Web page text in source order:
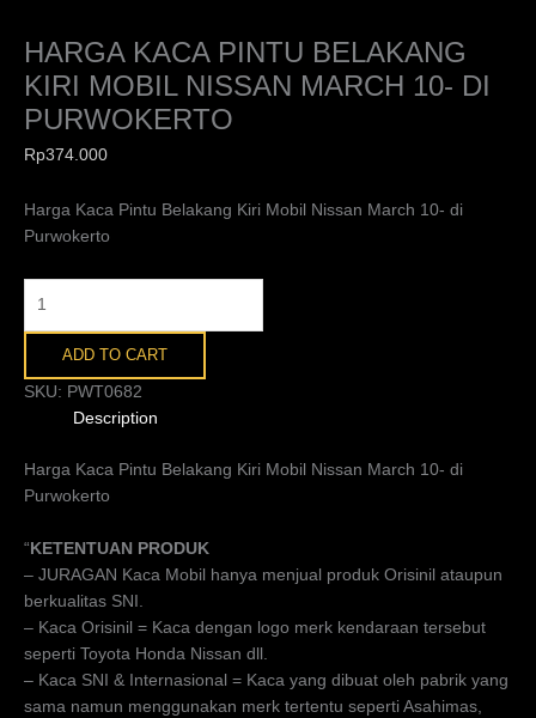
HARGA KACA PINTU BELAKANG
KIRI MOBIL NISSAN MARCH 10- DI
PURWOKERTO
Rp374.000
Harga Kaca Pintu Belakang Kiri Mobil Nissan March 10- di
Purwokerto
ADD TO CART
SKU: PWT0682
Description
Harga Kaca Pintu Belakang Kiri Mobil Nissan March 10- di
Purwokerto
“KETENTUAN PRODUK
– JURAGAN Kaca Mobil hanya menjual produk Orisinil ataupun
berkualitas SNI.
– Kaca Orisinil = Kaca dengan logo merk kendaraan tersebut
seperti Toyota Honda Nissan dll.
– Kaca SNI & Internasional = Kaca yang dibuat oleh pabrik yang
sama namun menggunakan merk tertentu seperti Asahimas,